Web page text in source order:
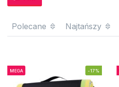
Polecane Najtańszy
MEGA -17%